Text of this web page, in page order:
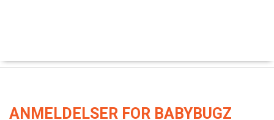
ANMELDELSER FOR BABYBUGZ